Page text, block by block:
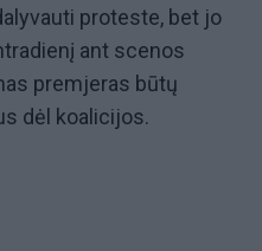
proteste, bet jo
ant scenos
premjeras būtų
dėl koalicijos.